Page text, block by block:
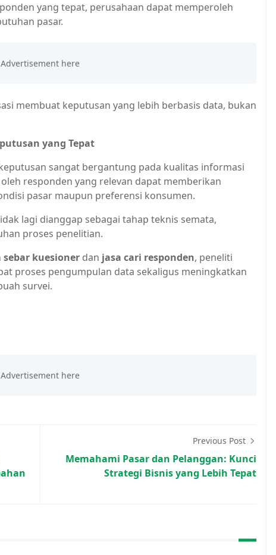
yang tepat, perusahaan dapat memperoleh
pasar.
membuat keputusan yang lebih berbasis data, bukan
yang Tepat
sangat bergantung pada kualitas informasi
responden yang relevan dapat memberikan
pasar maupun preferensi konsumen.
lagi dianggap sebagai tahap teknis semata,
proses penelitian.
sebar kuesioner dan jasa cari responden, peneliti
proses pengumpulan data sekaligus meningkatkan
survei.
Previous Post
Memahami Pasar dan Pelanggan: Kunci
Strategi Bisnis yang Lebih Tepat